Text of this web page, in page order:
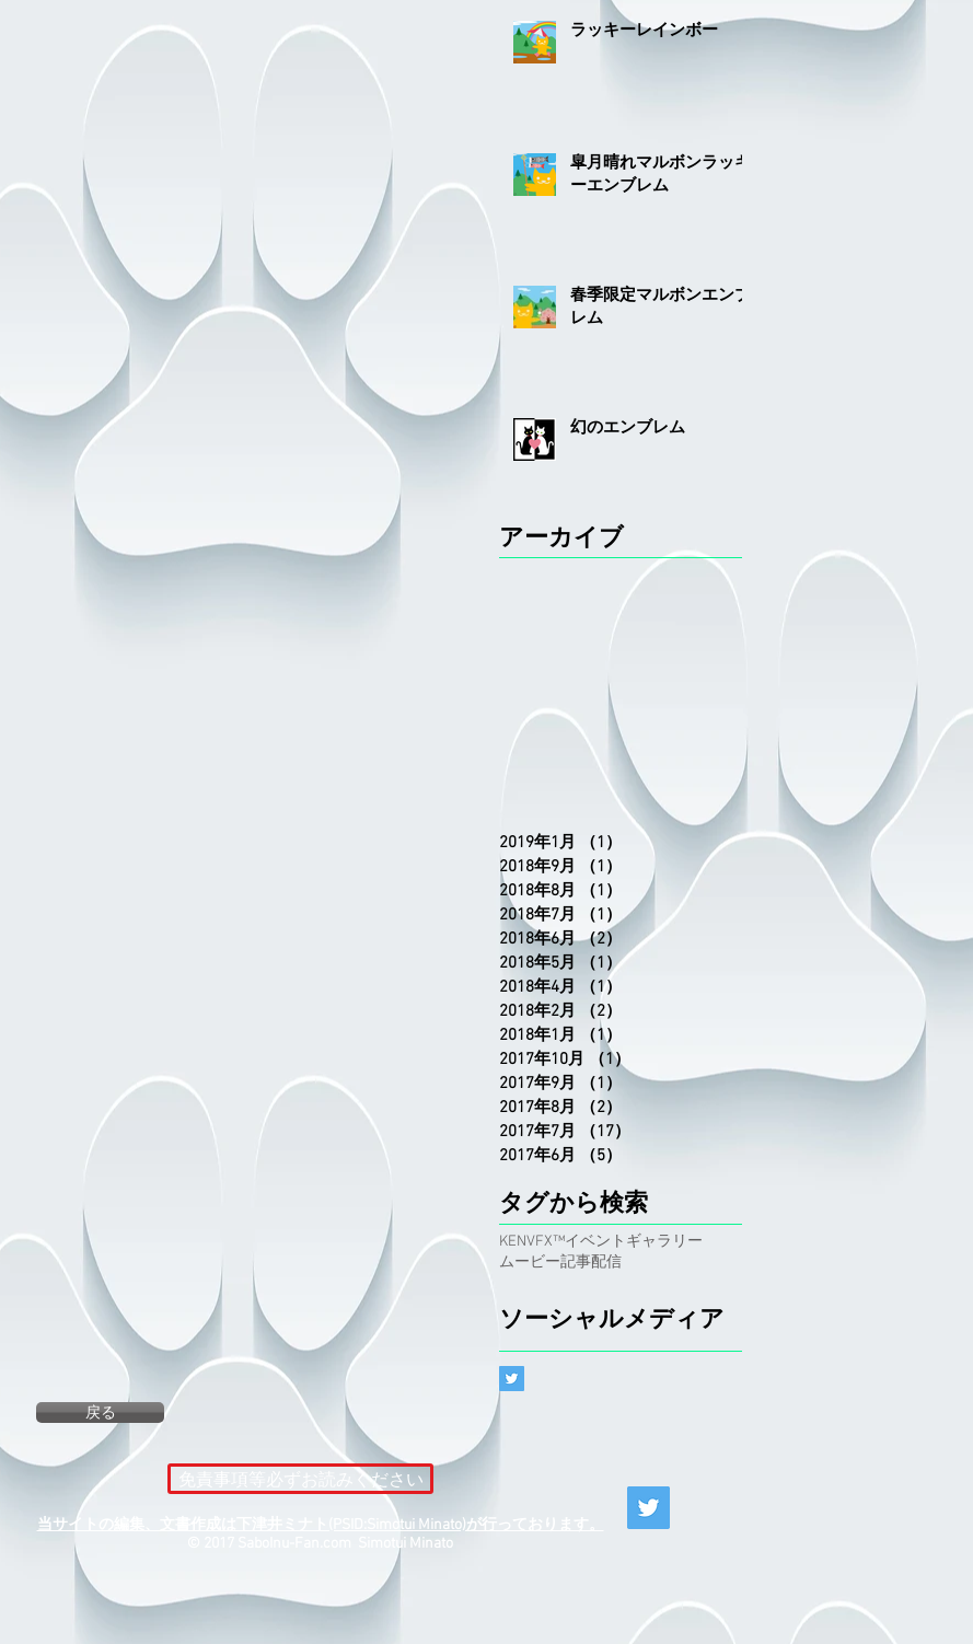
ラッキーレインボー
皐月晴れマルボンラッキ
ーエンブレム
春季限定マルボンエンブ
レム
幻のエンブレム
アーカイブ
2019年1月 （1）
1件の記事
2018年9月
（1）
1件の記事
2018年8月
（1）
1件の記事
2018年7月
（1） 1件の記事
2018年6月 （2）
2件の記事
2018年5月
（1）1件の記事
2018年4月
（1）
2018年2月
（2）
2018年1月
（1）
2017年10月
（1）
2017年9月
（1）
1件の記事
2017年8月
（2）
2017年7月
（17）
2017年6月
（5）
タグから検索
KENVFX™イベント ギャラリー
ムービー記事配信
ソーシャルメディア
戻る
免責事項等必ずお読みください
当サイトの編集、文書作成は下津井ミナト(PSID:Simotui Minato)が行っております。
​© 2017 SaboInu-Fan.com Simotui Minato